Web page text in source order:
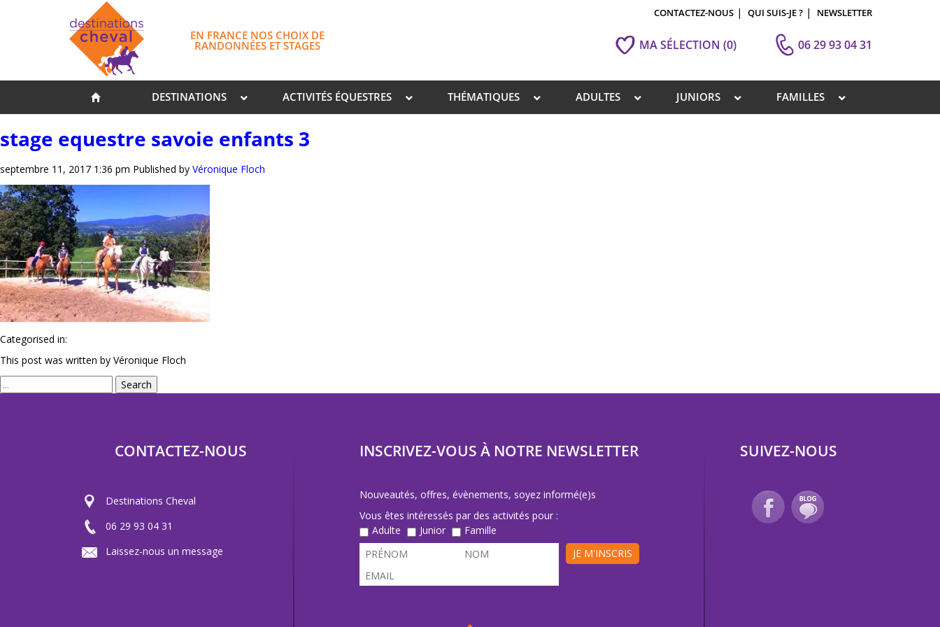
EN FRANCE NOS CHOIX DE
RANDONNÉES ET STAGES MA SÉLECTION (0) 06 29 93 04 31
CONTACTEZ-NOUS QUI SUIS-JE ? NEWSLETTER
DESTINATIONS ACTIVITÉS ÉQUESTRES THÉMATIQUES ADULTES JUNIORS FAMILLES
stage equestre savoie enfants 3
septembre 11, 2017 1:36 pm Published by Véronique Floch
Categorised in:
This post was written by Véronique Floch
Search
CONTACTEZ-NOUS
Destinations Cheval
06 29 93 04 31
Laissez-nous un message
INSCRIVEZ-VOUS À NOTRE NEWSLETTER
Nouveautés, offres, évènements, soyez informé(e)s
Vous êtes intéressés par des activités pour :
Adulte
Junior
Famille
JE M'INSCRIS
SUIVEZ-NOUS